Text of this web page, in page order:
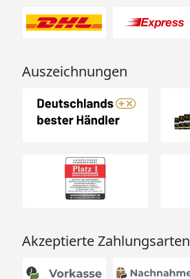
Auszeichnungen
Akzeptierte Zahlungsarten